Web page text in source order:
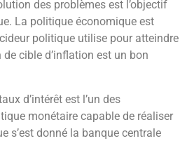
des problèmes est l’objectif
La politique économique est
politique utilise pour atteindre
cible d’inflation est un bon
d’intérêt est l’un des
monétaire capable de réaliser
s’est donné la banque centrale